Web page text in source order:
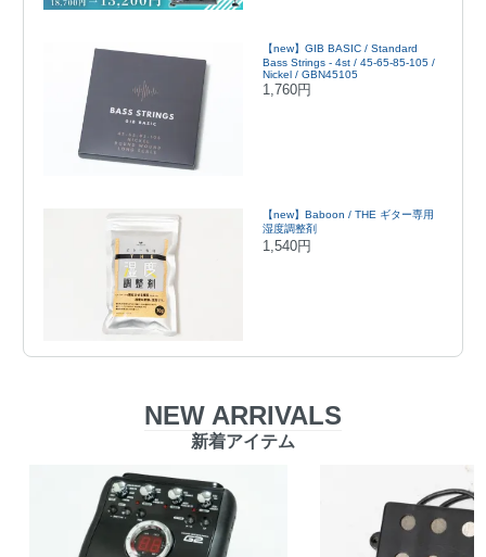
【new】GIB BASIC / Standard
Bass Strings - 4st / 45-65-85-105 /
Nickel / GBN45105
1,760円
【new】Baboon / THE ギター専用
湿度調整剤
1,540円
NEW ARRIVALS
新着アイテム